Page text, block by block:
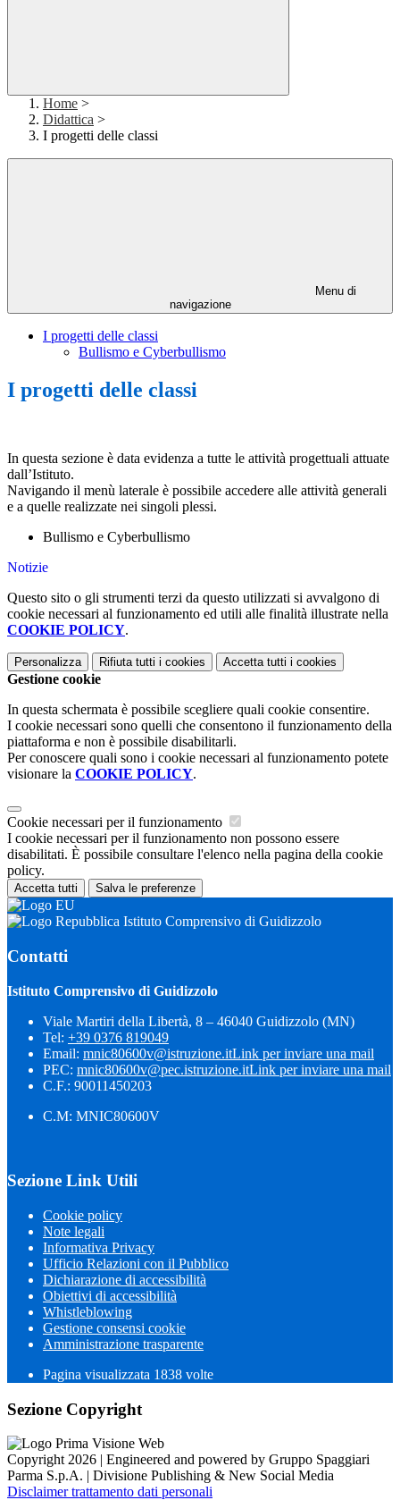
Home >
Didattica >
I progetti delle classi
Menu di
navigazione
I progetti delle classi
Bullismo e Cyberbullismo
I progetti delle classi
In questa sezione è data evidenza a tutte le attività progettuali attuate
dall’Istituto.
Navigando il menù laterale è possibile accedere alle attività generali
e a quelle realizzate nei singoli plessi.
Bullismo e Cyberbullismo
Notizie
Questo sito o gli strumenti terzi da questo utilizzati si avvalgono di
cookie necessari al funzionamento ed utili alle finalità illustrate nella
COOKIE POLICY.
Personalizza Rifiuta tutti i cookies Accetta tutti i cookies
Gestione cookie
In questa schermata è possibile scegliere quali cookie consentire.
I cookie necessari sono quelli che consentono il funzionamento della
piattaforma e non è possibile disabilitarli.
Per conoscere quali sono i cookie necessari al funzionamento potete
visionare la COOKIE POLICY.
Cookie necessari per il funzionamento
I cookie necessari per il funzionamento non possono essere
disabilitati. È possibile consultare l'elenco nella pagina della cookie
policy.
Accetta tutti Salva le preferenze
Istituto Comprensivo di Guidizzolo
Contatti
Istituto Comprensivo di Guidizzolo
Viale Martiri della Libertà, 8 – 46040 Guidizzolo (MN)
Tel: +39 0376 819049
Email: mnic80600v@istruzione.itLink per inviare una mail
PEC: mnic80600v@pec.istruzione.itLink per inviare una mail
C.F.: 90011450203
C.M: MNIC80600V
Sezione Link Utili
Cookie policy
Note legali
Informativa Privacy
Ufficio Relazioni con il Pubblico
Dichiarazione di accessibilità
Obiettivi di accessibilità
Whistleblowing
Gestione consensi cookie
Amministrazione trasparente
Pagina visualizzata 1838 volte
Sezione Copyright
Copyright 2026 | Engineered and powered by Gruppo Spaggiari
Parma S.p.A. | Divisione Publishing & New Social Media
Disclaimer trattamento dati personali